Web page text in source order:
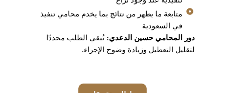
متابعة ما يظهر من نتائج بما يخدم محامي تنفيذ
في السعودية
دور المحامي حسين الدعدي: نُبقي الطلب محددًا
لتقليل التعطيل وزيادة وضوح الإجراء.